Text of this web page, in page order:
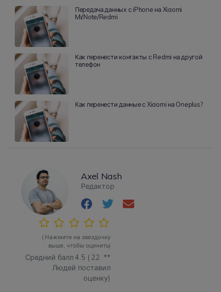
Передача данных с iPhone на Xiaomi
Mi/Note/Redmi
Как перенести контакты с Redmi на другой
телефон
Как перенести данные с Xiaomi на Oneplus?
Axel Nash
Редактор
( Нажмите на звездочку
выше, чтобы оценить)
Средний балл4.5 ( 22 **
Людей поставил
оценку)